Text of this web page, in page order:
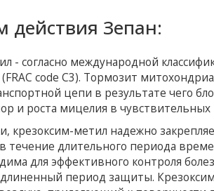
действия Зепан:
- согласно международной
code C3). Тормозит
цепи в результате чего
и роста мицелия в
крезоксим-метил надежно
течение длительного периода
для эффективного контроля
период защиты.